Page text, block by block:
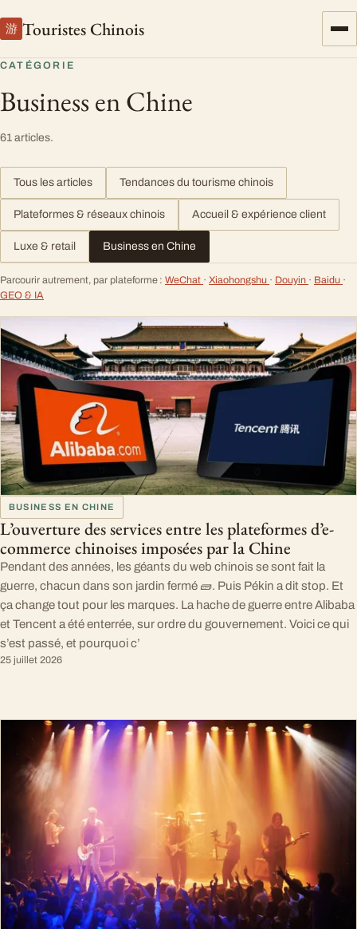
游 Touristes Chinois
CATÉGORIE
Business en Chine
61 articles.
Tous les articles Tendances du tourisme chinois
Plateformes & réseaux chinois Accueil & expérience client
Luxe & retail Business en Chine
Parcourir autrement, par plateforme : WeChat · Xiaohongshu · Douyin · Baidu ·
GEO & IA
BUSINESS EN CHINE
L’ouverture des services entre les plateformes d’e-
commerce chinoises imposées par la Chine
Pendant des années, les géants du web chinois se sont fait la
guerre, chacun dans son jardin fermé 🧱. Puis Pékin a dit stop. Et
ça change tout pour les marques. La hache de guerre entre Alibaba
et Tencent a été enterrée, sur ordre du gouvernement. Voici ce qui
s’est passé, et pourquoi c’
25 juillet 2026